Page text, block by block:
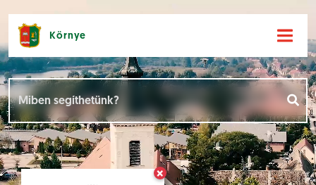
×
Környe
Hírek [
Események []